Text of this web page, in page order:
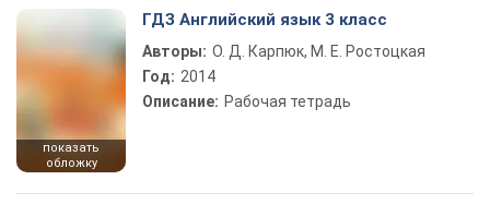
показать
обложку
ГДЗ Английский язык 3 класс
Авторы: О. Д. Карпюк, М. Е. Ростоцкая
Год: 2014
Описание: Рабочая тетрадь